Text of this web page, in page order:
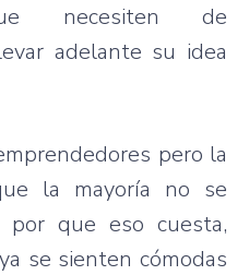
necesiten de
adelante su idea
pero la
la mayoría no se
por que eso cuesta,
ya se sienten cómodas